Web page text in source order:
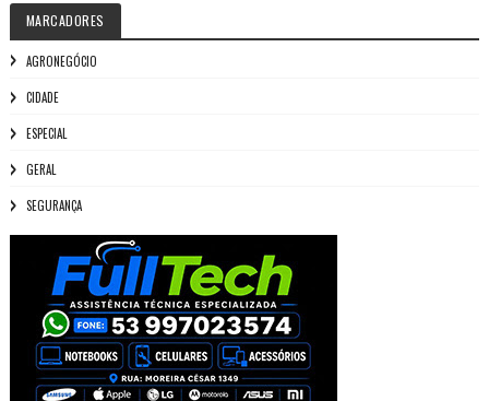
MARCADORES
AGRONEGÓCIO
CIDADE
ESPECIAL
GERAL
SEGURANÇA